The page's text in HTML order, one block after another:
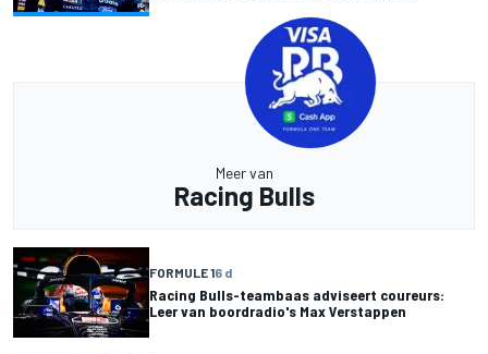
Meer van
Racing Bulls
FORMULE 16 d
Racing Bulls-teambaas adviseert coureurs:
Leer van boordradio's Max Verstappen